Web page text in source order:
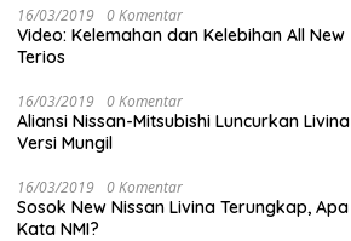
16/03/2019 0 Komentar
Video: Kelemahan dan Kelebihan All New
Terios
16/03/2019 0 Komentar
Aliansi Nissan-Mitsubishi Luncurkan Livina
Versi Mungil
16/03/2019 0 Komentar
Sosok New Nissan Livina Terungkap, Apa
Kata NMI?